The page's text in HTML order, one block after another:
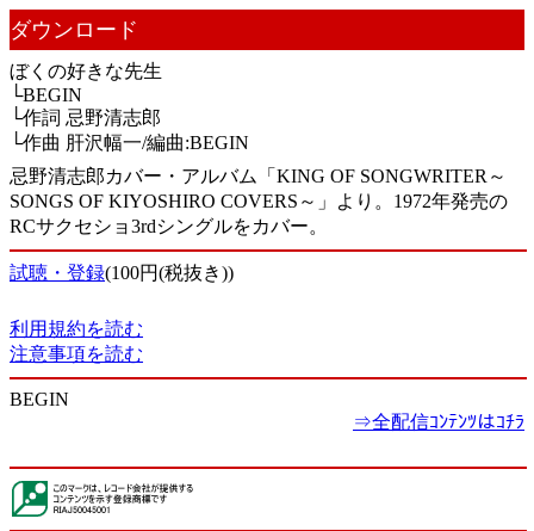
ダウンロード
ぼくの好きな先生
└BEGIN
└作詞 忌野清志郎
└作曲 肝沢幅一/編曲:BEGIN
忌野清志郎カバー・アルバム「KING OF SONGWRITER～
SONGS OF KIYOSHIRO COVERS～」より。1972年発売の
RCサクセショ3rdシングルをカバー。
試聴・登録(100円(税抜き))
利用規約を読む
注意事項を読む
BEGIN
⇒全配信ｺﾝﾃﾝﾂはｺﾁﾗ